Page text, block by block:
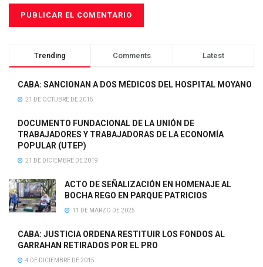
Trending Comments Latest
CABA: SANCIONAN A DOS MÉDICOS DEL HOSPITAL MOYANO
21 DE OCTUBRE DE 2015
DOCUMENTO FUNDACIONAL DE LA UNIÓN DE
TRABAJADORES Y TRABAJADORAS DE LA ECONOMÍA
POPULAR (UTEP)
21 DE DICIEMBRE DE 2019
ACTO DE SEÑALIZACIÓN EN HOMENAJE AL
BOCHA REGO EN PARQUE PATRICIOS
11 DE MARZO DE 2025
CABA: JUSTICIA ORDENA RESTITUIR LOS FONDOS AL
GARRAHAN RETIRADOS POR EL PRO
4 DE DICIEMBRE DE 2015